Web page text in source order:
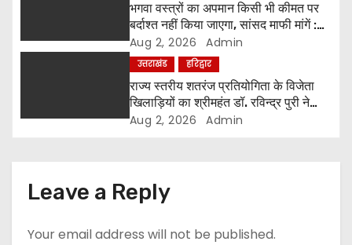
n
भगवा वस्त्रों का अपमान किसी भी कीमत पर
बर्दाश्त नहीं किया जाएगा, सांसद माफी मांगें :
श्रीमहंत डॉ. रविंद्र पुरी महाराज
Aug 2, 2026 Admin
उत्तराखंड हरिद्वार
राज्य स्तरीय शतरंज प्रतियोगिता के विजेता
खिलाड़ियों का श्रीमहंत डॉ. रविन्द्र पुरी ने
किया सम्मान
Aug 2, 2026 Admin
Leave a Reply
Your email address will not be published.